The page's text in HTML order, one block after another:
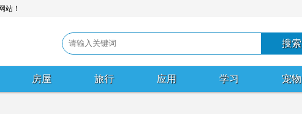
站！
房屋 旅行 应用 学习 宠物